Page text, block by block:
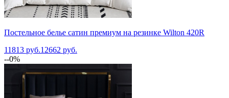
Постельное белье сатин премиум на резинке Wilton 420R
11813 руб.12662 руб.
--0%